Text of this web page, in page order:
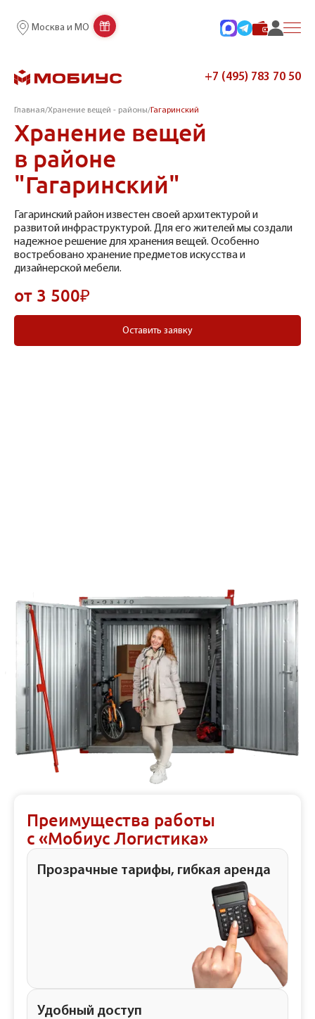
Москва и МО
+7 (495) 783 70 50
Главная/Хранение вещей - районы/Гагаринский
Хранение вещей
в районе
"Гагаринский"
Гагаринский район известен своей архитектурой и
развитой инфраструктурой. Для его жителей мы создали
надежное решение для хранения вещей. Особенно
востребовано хранение предметов искусства и
дизайнерской мебели.
от 3 500₽
Оставить заявку
Преимущества работы
с «Мобиус Логистика»
Прозрачные тарифы, гибкая аренда
Удобный доступ